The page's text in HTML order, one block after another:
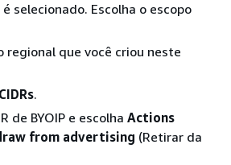
selecionado. Escolha o escopo
regional que você criou neste
CIDRs.
de BYOIP e escolha Actions
from advertising (Retirar da